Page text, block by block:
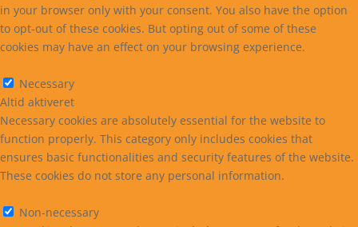
in your browser only with your consent. You also have the option
to opt-out of these cookies. But opting out of some of these
cookies may have an effect on your browsing experience.
Necessary
Altid aktiveret
Necessary cookies are absolutely essential for the website to
function properly. This category only includes cookies that
ensures basic functionalities and security features of the website.
These cookies do not store any personal information.
Non-necessary